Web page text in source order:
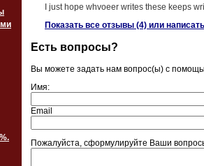
I just hope whvoeer writes these keeps
Показать все отзывы (4) или
Есть вопросы?
Вы можете задать нам вопрос(ы) с
Имя:
Email
Пожалуйста, сформулируйте Ваши